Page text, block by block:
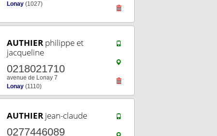
Lonay (1027)
AUTHIER philippe et
jacqueline
0218021710
avenue de Lonay 7
Lonay (1110)
AUTHIER jean-claude
0277446089